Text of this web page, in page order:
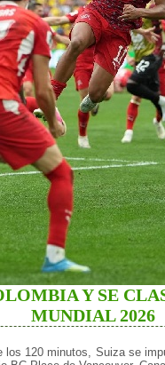
Y SE
MUNDIAL 2026
los 120 minutos, Suiza se